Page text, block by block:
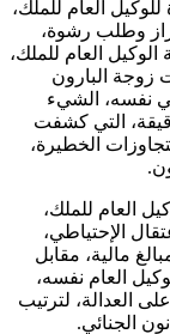
العام للملك،
وطلب رشوة،
العام للملك،
زوجة البارون
نفسه، الشيء
التي كشفت
الخطيرة،
العام للملك،
الإحتياطي،
مالية، مقابل
العام نفسه،
العدالة، لترتيب
الجنائي.